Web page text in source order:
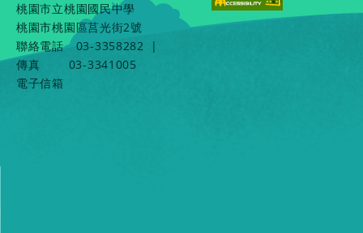
桃園市立桃園國民中學
桃園市桃園區莒光街2號
聯絡電話
03-3358282
|
傳真
03-3341005
電子信箱